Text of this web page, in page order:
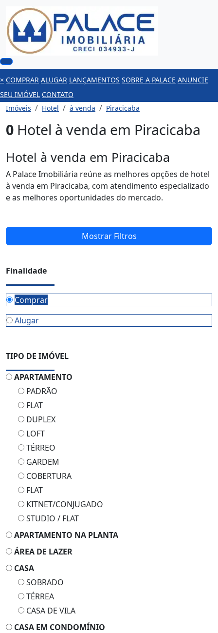
× COMPRAR ALUGAR LANÇAMENTOS SOBRE A PALACE ANUNCIE
SEU IMÓVEL CONTATO
Imóveis
Hotel à venda Piracicaba
0 Hotel à venda em Piracicaba
Hotel à venda em Piracicaba
A Palace Imobiliária reúne as melhores opções de hotel
à venda em Piracicaba, com atendimento especializado
e as melhores oportunidades do mercado.
Mostrar Filtros
Finalidade
Comprar
Alugar
TIPO DE IMÓVEL
APARTAMENTO
PADRÃO
FLAT
DUPLEX
LOFT
TÉRREO
GARDEM
COBERTURA
FLAT
KITNET/CONJUGADO
STUDIO / FLAT
APARTAMENTO NA PLANTA
ÁREA DE LAZER
CASA
SOBRADO
TÉRREA
CASA DE VILA
CASA EM CONDOMÍNIO